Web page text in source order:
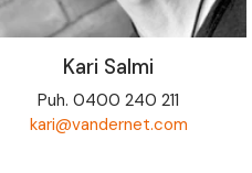
Kari Salmi
Puh. 0400 240 211
kari@vandernet.com